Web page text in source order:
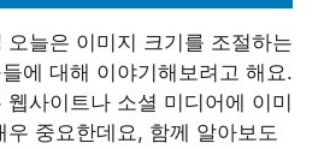
오늘은 이미지 크기를 조절하는
에 대해 이야기해보려고 해요.
사이트나 소셜 미디어에 이미
우 중요한데요, 함께 알아보도